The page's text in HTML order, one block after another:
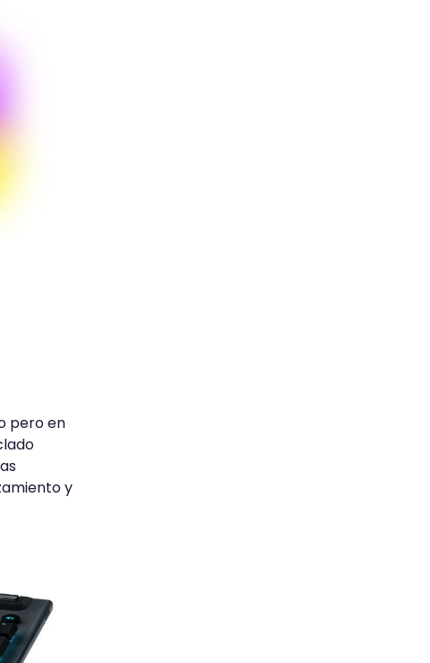
pero en
y